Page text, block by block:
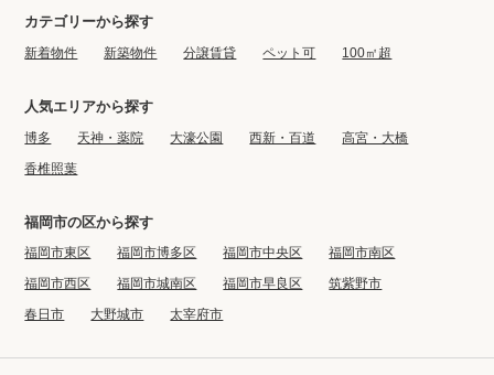
カテゴリーから探す
新着物件 新築物件 分譲賃貸 ペット可 100㎡超
人気エリアから探す
博多 天神・薬院 大濠公園 西新・百道
高宮・大橋
香椎照葉
福岡市の区から探す
福岡市東区 福岡市博多区 福岡市中央区
福岡市南区
福岡市西区
福岡市城南区 福岡市早良区
筑紫野市
春日市
大野城市 太宰府市